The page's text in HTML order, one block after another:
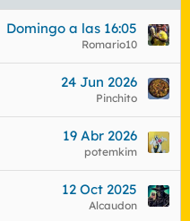
Domingo a las 16:05
Romario10
24 Jun 2026
Pinchito
19 Abr 2026
potemkim
12 Oct 2025
Alcaudon